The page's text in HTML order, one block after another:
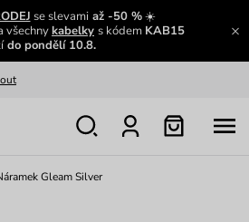
se slevamiaž -50 %☀️
všechnykabelky s kódem KAB15
do pondělí 10.8.
Gleam Silver